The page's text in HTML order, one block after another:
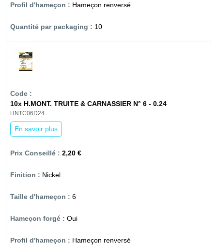
Hameçon renversé
10
10x H.MONT. TRUITE & CARNASSIER N° 6 - 0.24
HNTC06D24
En savoir plus
2,20 €
Nickel
6
Oui
Hameçon renversé